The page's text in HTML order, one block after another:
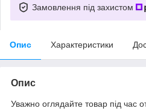
Замовлення під захистом
Опис Характеристики
Опис
Уважно оглядайте товар під час